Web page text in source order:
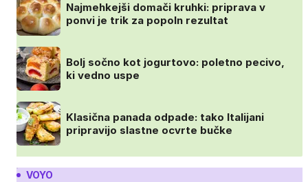
Najmehkejši domači kruhki: priprava v
ponvi je trik za popoln rezultat
Bolj sočno kot jogurtovo: poletno pecivo,
ki vedno uspe
Klasična panada odpade: tako Italijani
pripravijo slastne ocvrte bučke
VOYO